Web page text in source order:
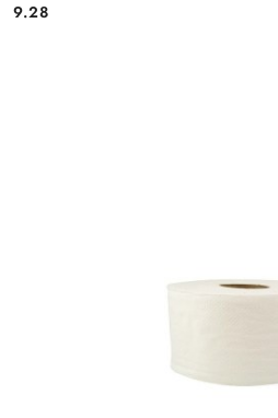
Cena:
9.28